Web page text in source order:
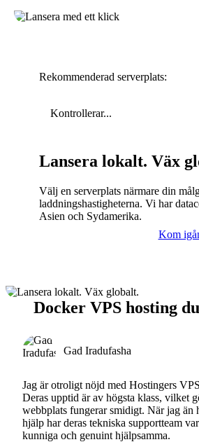
Rekommenderad serverplats:
Kontrollerar...
Lansera lokalt. Väx
Välj en serverplats närmare din
laddningshastigheterna. Vi har
Asien och Sydamerika.
Kom
Docker VPS hosting
Gad Iradufasha
Jag är otroligt nöjd med Hostingers
Deras upptid är av högsta klass, vilket
webbplats fungerar smidigt. När jag än
hjälp har deras tekniska supportteam
kunniga och genuint hjälpsamma.